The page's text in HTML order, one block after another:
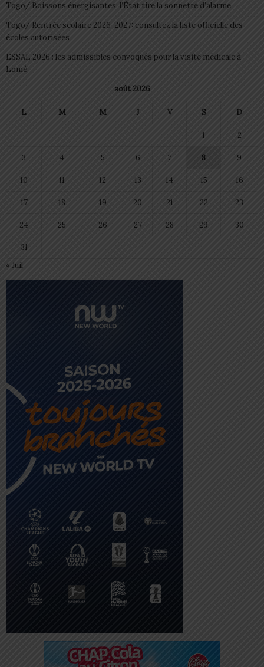
Togo/ Boissons énergisantes: l’État tire la sonnette d’alarme
Togo/ Rentrée scolaire 2026-2027: consultez la liste officielle des
écoles autorisées
ESSAL 2026 : les admissibles convoqués pour la visite médicale à
Lomé
août 2026
L M M J V S D
1 2
3 4 5 6 7 8 9
10 11 12 13 14 15 16
17 18 19 20 21 22 23
24 25 26 27 28 29 30
31
« Juil